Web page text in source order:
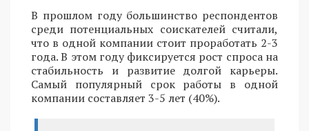
В прошлом году большинство респондентов
среди потенциальных соискателей считали,
что в одной компании стоит проработать 2-3
года. В этом году фиксируется рост спроса на
стабильность и развитие долгой карьеры.
Самый популярный срок работы в одной
компании составляет 3-5 лет (40%).